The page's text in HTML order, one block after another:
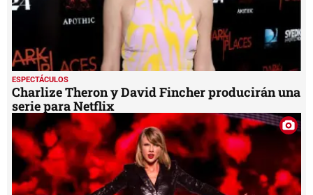
ESPECTÁCULOS
Charlize Theron y David Fincher producirán una
serie para Netflix